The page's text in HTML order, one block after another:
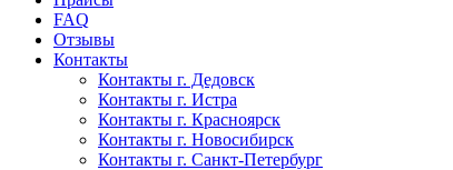
FAQ
Отзывы
Контакты
Контакты г. Дедовск
Контакты г. Истра
Контакты г. Красноярск
Контакты г. Новосибирск
Контакты г. Санкт-Петербург